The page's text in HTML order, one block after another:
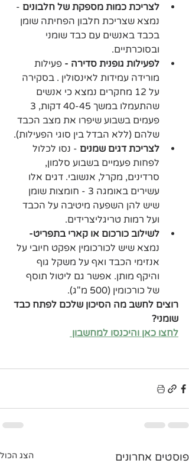
לצריכת כמות מספקת של חלבונים -
נמצא שצריכת חלבון הפחיתה שומן
בכבד באנשים עם כבד שומני
ובסוכרתיים.
לפעילות גופנית סדירה - פעילות
מורידה עמידות לאינסולין . בסקירה
על 12 מחקרים נמצא כי אנשים
פעמים בשבוע שיפרו את מצב הכבד
שלהם (ללא הבדל בין סוגי הפעילות).
לצריכת דגים שמנים - נסו לכלול
לפחות פעמיים בשבוע סלמון,
סרדינים, מקרל, אנשובי. דגים אלו
עשירים באומגה 3 - חומצות שומן
שיש להן השפעה מיטיבה על הכבד
ועל רמות טריגליצרידים.
לשילוב כורכום או קארי בתפריט-
נמצא שיש לכורכומין אפקט חיובי על
אנזימי הכבד ואף על משקל גוף
והיקף מותן. אפשר גם ליטול תוסף
של כורכומין (500 מ"ג).
רוצים לחשב מה הסיכון שלכם לפתח כבד
שומני?
לחצו כאן והיכנסו למחשבון
פוסטים אחרונים הצג הכול